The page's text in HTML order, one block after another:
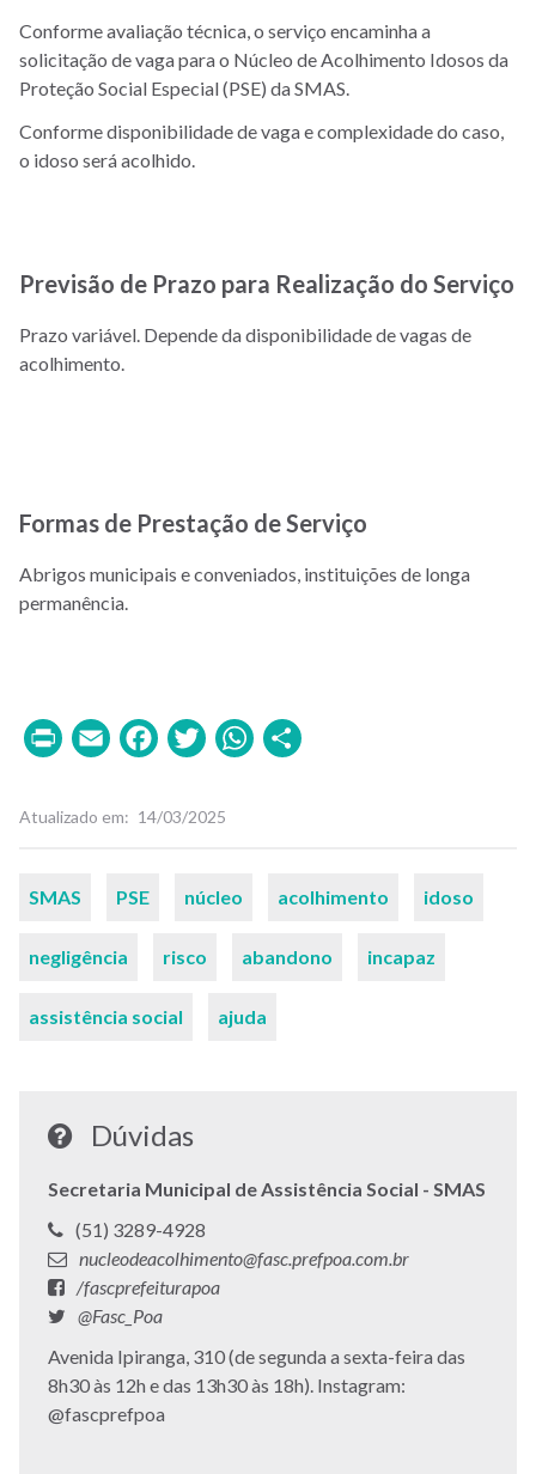
Conforme avaliação técnica, o serviço encaminha a
solicitação de vaga para o Núcleo de Acolhimento Idosos da
Proteção Social Especial (PSE) da SMAS.
Conforme disponibilidade de vaga e complexidade do caso,
o idoso será acolhido.
Previsão de Prazo para Realização do Serviço
Prazo variável. Depende da disponibilidade de vagas de
acolhimento.
Formas de Prestação de Serviço
Abrigos municipais e conveniados, instituições de longa
permanência.
PrintEmailFacebook
TwitterWhatsApp
Atualizado em 14/03/2025
Palavras-
SMAS PSE núcleo acolhimento idoso
negligência risco abandono incapaz
assistência social ajuda
Dúvidas
Secretaria Municipal de Assistência Social - SMAS
Telefone:
(51) 3289-4928
E-
mail:
nucleodeacolhimento@fasc.prefpoa.com.br
Facebook:
/fascprefeiturapoa
Twitter:
@Fasc_Poa
Endereço:
Avenida Ipiranga, 310 (de segunda a sexta-feira das
8h30 às 12h e das 13h30 às 18h). Instagram:
@fascprefpoa